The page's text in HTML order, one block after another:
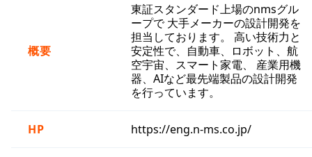
概要
東証スタンダード上場のnmsグル
ープで 大手メーカーの設計開発を
担当しております。 高い技術力と
安定性で、自動車、ロボット、航
空宇宙、スマート家電、 産業用機
器、AIなど最先端製品の設計開発
を行っています。
HP https://eng.n-ms.co.jp/